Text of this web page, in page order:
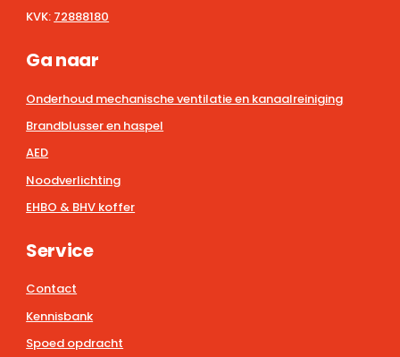
KVK: 72888180
Ga naar
Onderhoud mechanische ventilatie en kanaalreiniging
Brandblusser en haspel
AED
Noodverlichting
EHBO & BHV koffer
Service
Contact
Kennisbank
Spoed opdracht